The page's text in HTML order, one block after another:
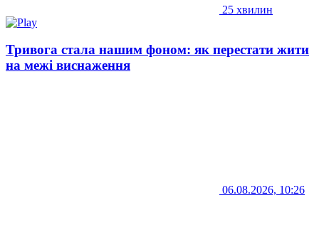
25 хвилин
Тривога стала нашим фоном: як перестати жити
на межі виснаження
06.08.2026, 10:26